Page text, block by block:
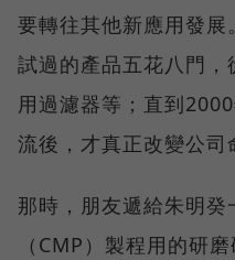
要轉往其他新應用發
試過的產品五花八門
用過濾器等；直到
流後，才真正改變公司
那時，朋友遞給朱明
（CMP）製程用的研